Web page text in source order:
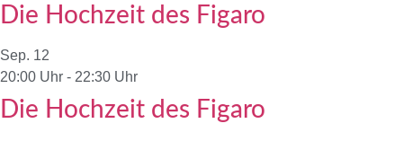
Die Hochzeit des Figaro
Sep. 12
20:00 Uhr - 22:30 Uhr
Die Hochzeit des Figaro